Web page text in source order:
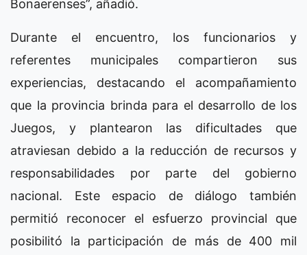
Bonaerenses”, añadió.
Durante el encuentro, los funcionarios y
referentes municipales compartieron sus
experiencias, destacando el acompañamiento
que la provincia brinda para el desarrollo de los
Juegos, y plantearon las dificultades que
atraviesan debido a la reducción de recursos y
responsabilidades por parte del gobierno
nacional. Este espacio de diálogo también
permitió reconocer el esfuerzo provincial que
posibilitó la participación de más de 400 mil